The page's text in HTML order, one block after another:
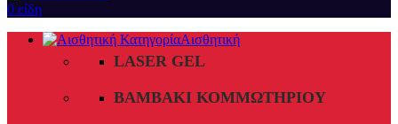
0 είδη
Αισθητική
LASER GEL
ΒΑΜΒΆΚΙ ΚΟΜΜΩΤΗΡΊΟΥ